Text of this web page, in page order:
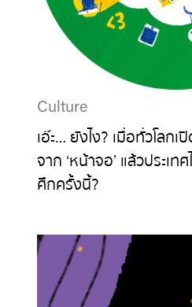
Culture
เอ๊ะ… ยังไง? เมื่อทั่วโลก
จาก ‘หน้าจอ’ แล้วประเ
ศึกครั้งนี้?